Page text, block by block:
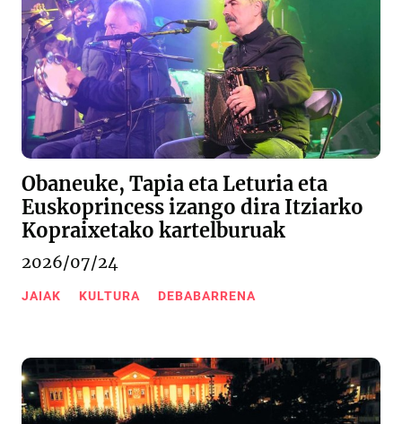
Obaneuke, Tapia eta Leturia eta
Euskoprincess izango dira Itziarko
Kopraixetako kartelburuak
2026/07/24
JAIAK KULTURA DEBABARRENA